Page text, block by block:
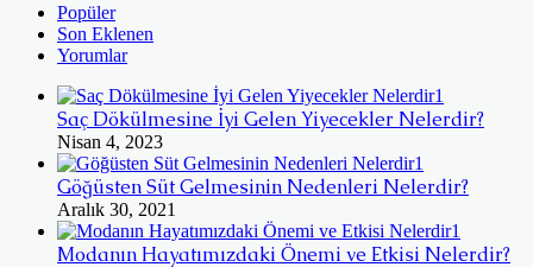
Popüler
Son Eklenen
Yorumlar
Saç Dökülmesine İyi Gelen Yiyecekler Nelerdir?
Nisan 4, 2023
Göğüsten Süt Gelmesinin Nedenleri Nelerdir?
Aralık 30, 2021
Modanın Hayatımızdaki Önemi ve Etkisi Nelerdir?